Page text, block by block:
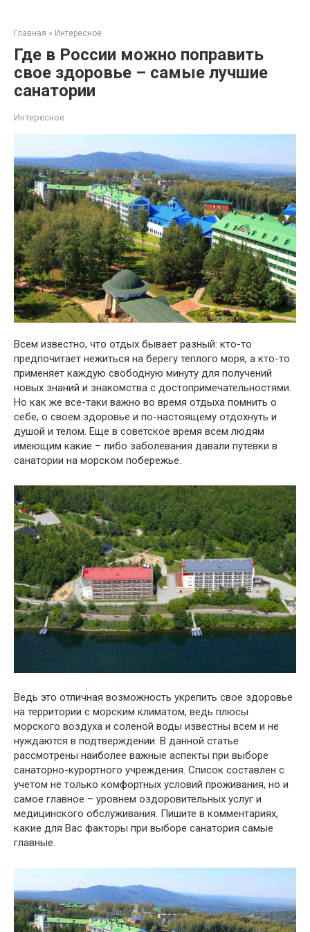
контенту
Главная » Интересное
Где в России можно поправить
свое здоровье – самые лучшие
санатории
Интересное
Всем известно, что отдых бывает разный: кто-то
предпочитает нежиться на берегу теплого моря, а кто-то
применяет каждую свободную минуту для получений
новых знаний и знакомства с достопримечательностями.
Но как же все-таки важно во время отдыха помнить о
себе, о своем здоровье и по-настоящему отдохнуть и
душой и телом. Еще в советское время всем людям
имеющим какие – либо заболевания давали путевки в
санатории на морском побережье.
Ведь это отличная возможность укрепить свое здоровье
на территории с морским климатом, ведь плюсы
морского воздуха и соленой воды известны всем и не
нуждаются в подтверждении. В данной статье
рассмотрены наиболее важные аспекты при выборе
санаторно-курортного учреждения. Список составлен с
учетом не только комфортных условий проживания, но и
самое главное – уровнем оздоровительных услуг и
медицинского обслуживания. Пишите в комментариях,
какие для Вас факторы при выборе санатория самые
главные.